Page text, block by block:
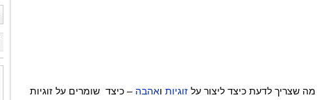
מה שצריך לדעת כיצד ליצור על זוגיות ואהבה – כיצד שומרים על זוגיות